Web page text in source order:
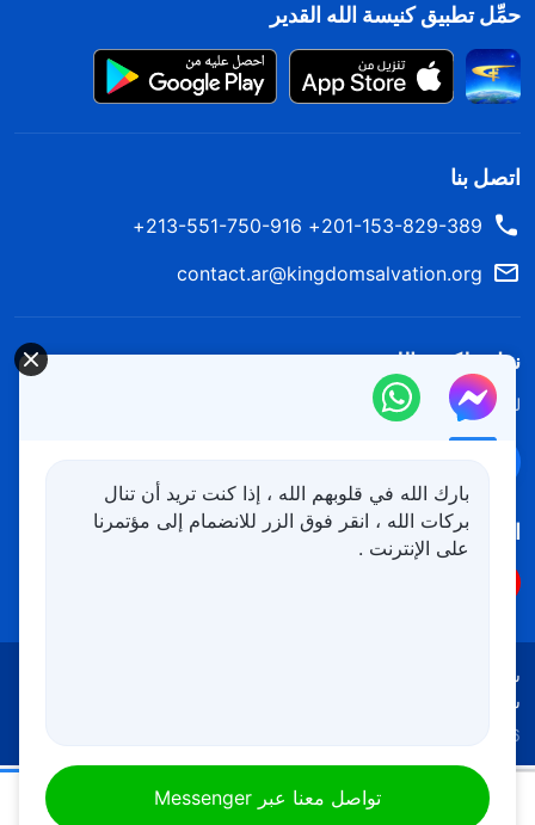
حمِّل تطبيق كنيسة الله القدير
اتصل بنا
201-153-829-389+ 213-551-750-916+
contact.ar@kingdomsalvation.org
نزل ملكوت الله.
لقد نزلت المملكة بالفعل إلى الأرض! هل تريد دخوله؟
اتبعنا
شروط الاستخدام
سياسة ملفات تعريف الارتباط
Copyright © 2026
بارك الله في قلوبهم الله ، إذا كنت تريد أن تنال
بركات الله ، انقر فوق الزر للانضمام إلى مؤتمرنا
على الإنترنت .
تواصل معنا عبر Messenger كلمات الله اليومية: الدخول إلى الحياة | اقتباس 461